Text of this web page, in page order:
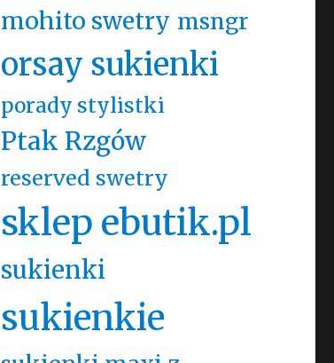
mohito swetry msngr
orsay sukienki
porady stylistki
Ptak Rzgów
reserved swetry
sklep ebutik.pl
sukienki
sukienkie